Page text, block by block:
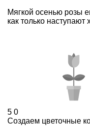
Мягкой осенью розы
как только наступают
5 0
Создаем цветочные